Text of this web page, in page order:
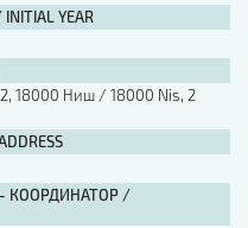
YEAR
18000 Ниш / 18000 Nis, 2
КООРДИНАТОР /